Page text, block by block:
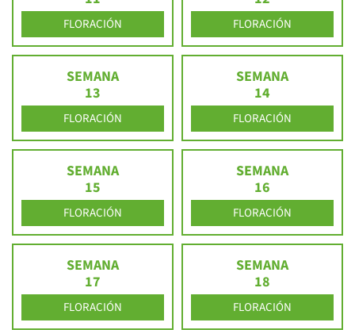
FLORACIÓN FLORACIÓN
SEMANA
13
FLORACIÓN
SEMANA
14
FLORACIÓN
SEMANA
15
FLORACIÓN
SEMANA
16
FLORACIÓN
SEMANA
17
FLORACIÓN
SEMANA
18
FLORACIÓN